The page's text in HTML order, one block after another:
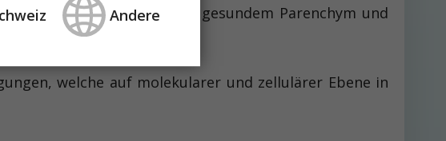
einer Verdrängung von gesundem Parenchym und
welche auf molekularer und zellulärer Ebene in
Andere